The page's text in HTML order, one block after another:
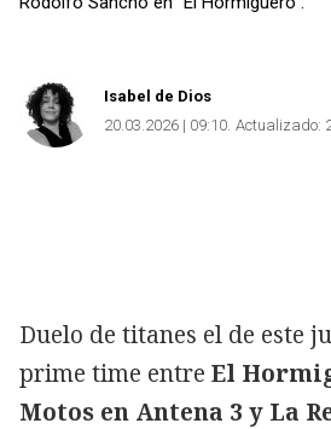
Isabel de Dios
20.03.2026 | 09:10 Actualizado:
Duelo de titanes el de este
prime time entre El
Motos en Antena 3 y La